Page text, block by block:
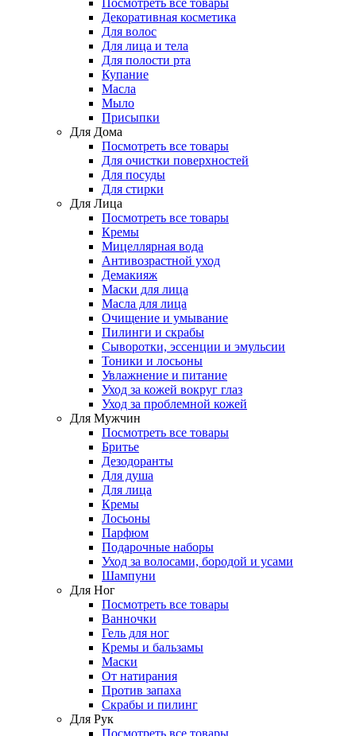
Посмотреть все товары
Декоративная косметика
Для волос
Для лица и тела
Для полости рта
Купание
Масла
Мыло
Присыпки
Для Дома
Посмотреть все товары
Для очистки поверхностей
Для посуды
Для стирки
Для Лица
Посмотреть все товары
Кремы
Мицеллярная вода
Антивозрастной уход
Демакияж
Маски для лица
Масла для лица
Очищение и умывание
Пилинги и скрабы
Сыворотки, эссенции и эмульсии
Тоники и лосьоны
Увлажнение и питание
Уход за кожей вокруг глаз
Уход за проблемной кожей
Для Мужчин
Посмотреть все товары
Бритье
Дезодоранты
Для душа
Для лица
Кремы
Лосьоны
Парфюм
Подарочные наборы
Уход за волосами, бородой и усами
Шампуни
Для Ног
Посмотреть все товары
Ванночки
Гель для ног
Кремы и бальзамы
Маски
От натирания
Против запаха
Скрабы и пилинг
Для Рук
Посмотреть все товары